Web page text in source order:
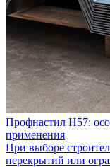
Профнастил Н57:
применения
При выборе
перекрытий или